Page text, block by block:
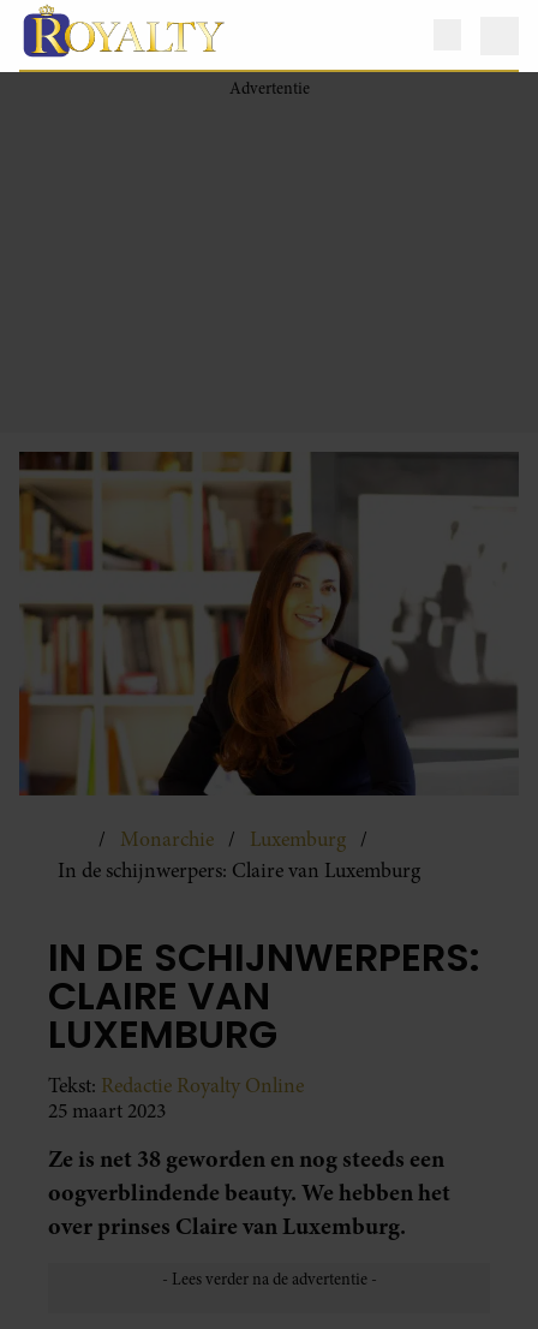
Monarchie
Luxemburg
In de schijnwerpers: Claire van Luxemburg
IN DE SCHIJNWERPERS:
CLAIRE VAN
LUXEMBURG
Tekst: Redactie Royalty Online
25 maart 2023
Ze is net 38 geworden en nog steeds een
oogverblindende beauty. We hebben het
over prinses Claire van Luxemburg.